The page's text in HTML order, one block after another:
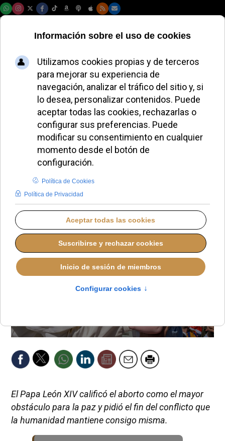
León XIV: el aborto
es el mayor
obstáculo para la
paz
JAVIER RUIZ ARREGUI
PAPA LEÓN XIV
MARTES, 03 FEBRERO 2026 16:36
El Papa León XIV calificó el aborto como el mayor
obstáculo para la paz y pidió el fin del conflicto que
la humanidad mantiene consigo misma.